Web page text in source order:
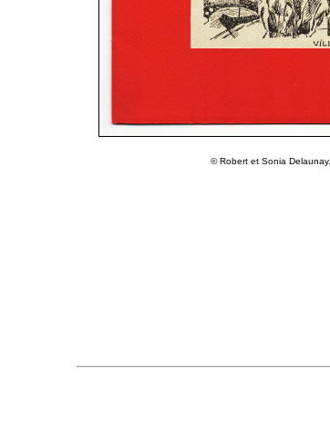
© Robert et Sonia Delaunay.